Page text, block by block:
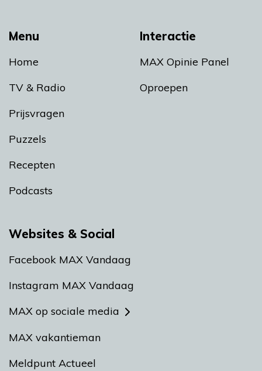
Menu
Home
TV & Radio
Prijsvragen
Puzzels
Recepten
Podcasts
Interactie
MAX Opinie Panel
Oproepen
Websites & Social
Facebook MAX Vandaag
Instagram MAX Vandaag
MAX op sociale media
MAX vakantieman
Meldpunt Actueel